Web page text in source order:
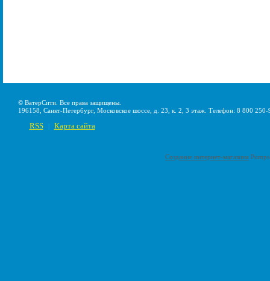
© ВатерСити. Все права защищены.
196158, Санкт-Петербург, Московское шоссе, д. 23, к. 2, 3 этаж. Телефон: 8 800
RSS Карта сайта
Создание интернет-магазина